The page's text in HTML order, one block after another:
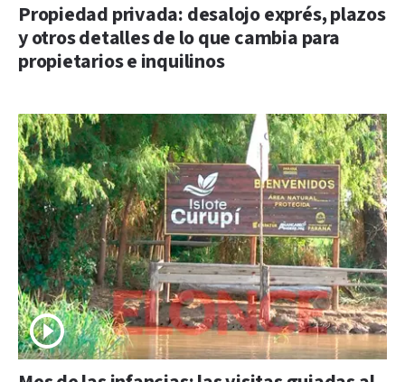
Propiedad privada: desalojo exprés, plazos
y otros detalles de lo que cambia para
propietarios e inquilinos